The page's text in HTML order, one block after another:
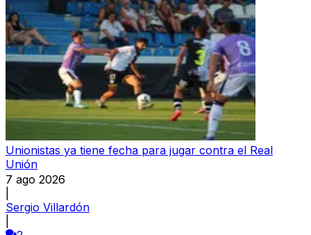
Unionistas ya tiene fecha para jugar contra el Real
Unión
7 ago 2026
Sergio Villardón